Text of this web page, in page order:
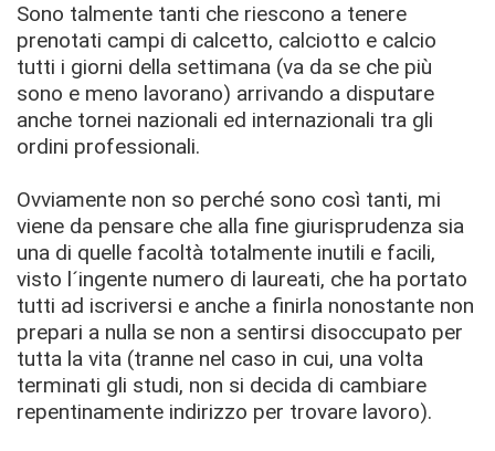
Sono talmente tanti che riescono a tenere
prenotati campi di calcetto, calciotto e calcio
tutti i giorni della settimana (va da se che più
sono e meno lavorano) arrivando a disputare
anche tornei nazionali ed internazionali tra gli
ordini professionali.
Ovviamente non so perché sono così tanti, mi
viene da pensare che alla fine giurisprudenza sia
una di quelle facoltà totalmente inutili e facili,
visto l´ingente numero di laureati, che ha portato
tutti ad iscriversi e anche a finirla nonostante non
prepari a nulla se non a sentirsi disoccupato per
tutta la vita (tranne nel caso in cui, una volta
terminati gli studi, non si decida di cambiare
repentinamente indirizzo per trovare lavoro).